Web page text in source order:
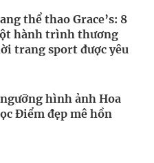
thể thao Grace’s: 8
hành trình thương
trang sport được yêu
hình ảnh Hoa
Điểm đẹp mê hồn